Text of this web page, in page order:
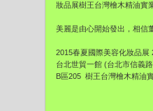
妝品展樹王台灣檜木精油實
美麗是由心開始發出，相信
2015春夏國際美容化妝品展
台北世貿一館 (台北市信義
B區205 樹王台灣檜木精油